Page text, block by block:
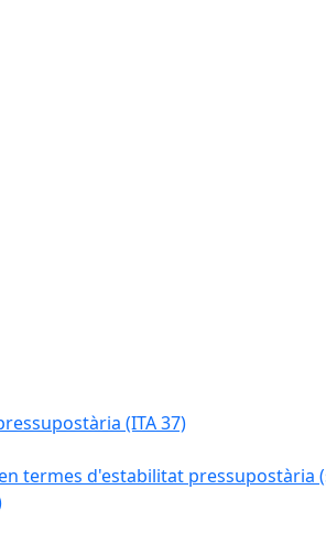
(ITA 37)
termes d'estabilitat pressupostària